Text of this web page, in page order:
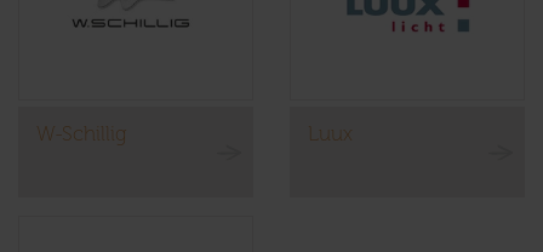
W-Schillig Luux